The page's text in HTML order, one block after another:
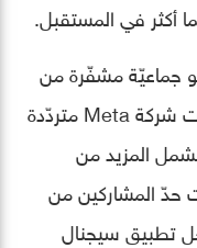
جماعيّة مشفّرة من
طرف إلى طرف منذ عام 2018، وكانت شركة Meta متردّدة
المزيد من
لكنّها في عام 2020 رفعت حدّ المشاركين من
تطبيق سيجنال